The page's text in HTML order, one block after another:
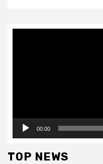
00:00
TOP NEWS